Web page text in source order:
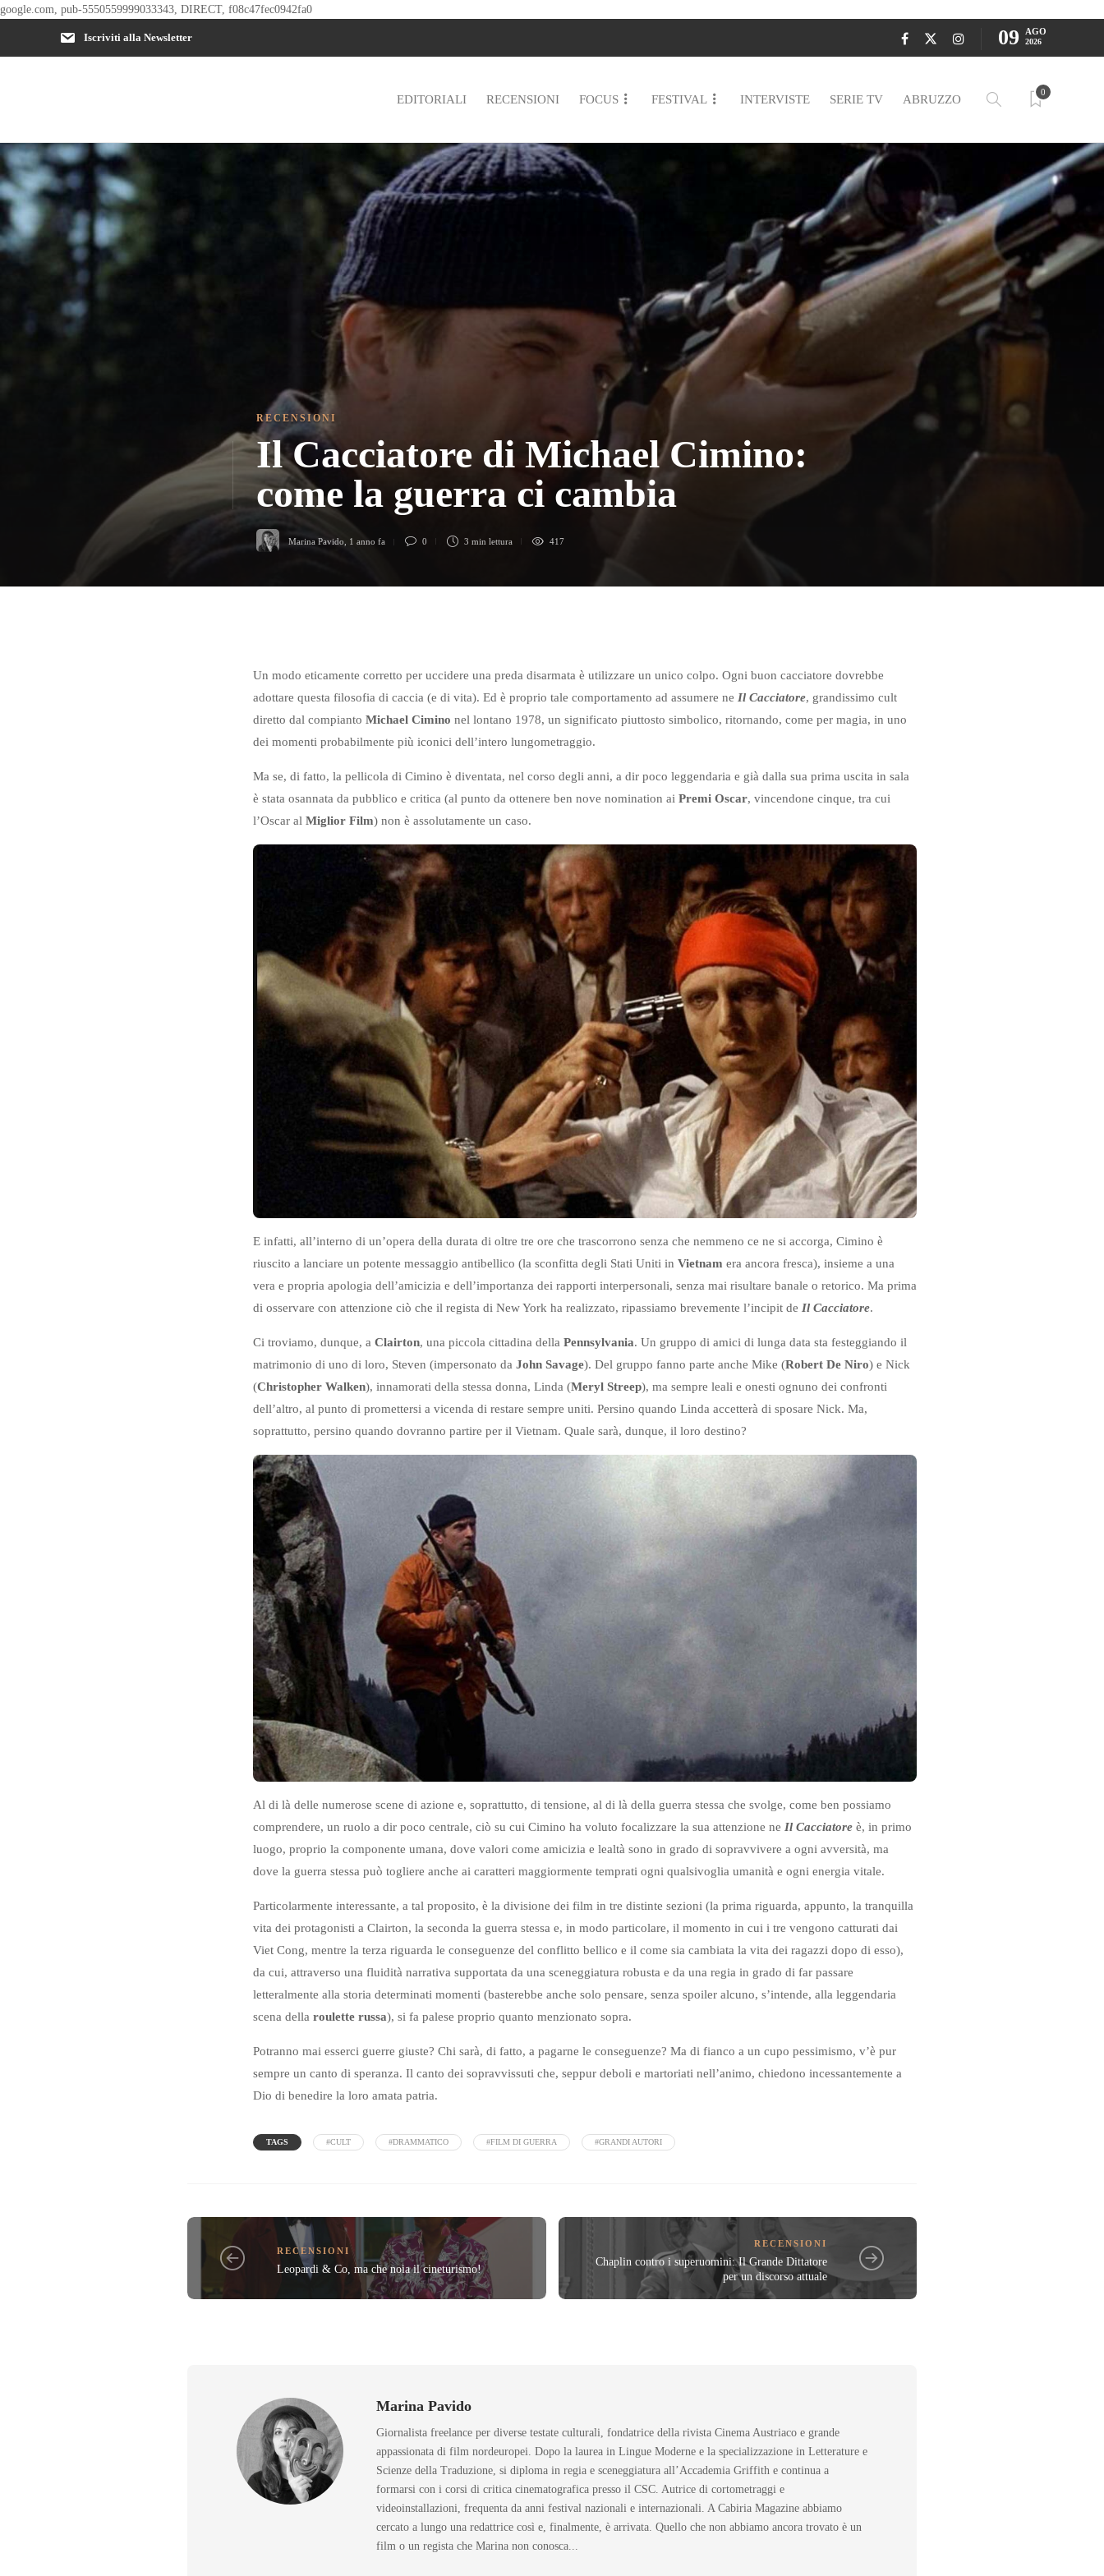
google.com, pub-5550559999033343, DIRECT, f08c47fec0942fa0
Iscriviti alla Newsletter 09 AGO
2026
EDITORIALI RECENSIONI FOCUS FESTIVAL INTERVISTE SERIE TV ABRUZZO
0
RECENSIONI
Il Cacciatore di Michael Cimino:
come la guerra ci cambia
Marina Pavido 1 anno fa 0 3 min lettura 417
Un modo eticamente corretto per uccidere una preda disarmata è utilizzare un unico colpo. Ogni buon cacciatore dovrebbe
adottare questa filosofia di caccia (e di vita). Ed è proprio tale comportamento ad assumere ne Il Cacciatore, grandissimo cult
diretto dal compianto Michael Cimino nel lontano 1978, un significato piuttosto simbolico, ritornando, come per magia, in uno
dei momenti probabilmente più iconici dell’intero lungometraggio.
Ma se, di fatto, la pellicola di Cimino è diventata, nel corso degli anni, a dir poco leggendaria e già dalla sua prima uscita in sala
è stata osannata da pubblico e critica (al punto da ottenere ben nove nomination ai Premi Oscar, vincendone cinque, tra cui
l’Oscar al Miglior Film) non è assolutamente un caso.
E infatti, all’interno di un’opera della durata di oltre tre ore che trascorrono senza che nemmeno ce ne si accorga, Cimino è
riuscito a lanciare un potente messaggio antibellico (la sconfitta degli Stati Uniti in Vietnam era ancora fresca), insieme a una
vera e propria apologia dell’amicizia e dell’importanza dei rapporti interpersonali, senza mai risultare banale o retorico. Ma prima
di osservare con attenzione ciò che il regista di New York ha realizzato, ripassiamo brevemente l’incipit de Il Cacciatore.
Ci troviamo, dunque, a Clairton, una piccola cittadina della Pennsylvania. Un gruppo di amici di lunga data sta festeggiando il
matrimonio di uno di loro, Steven (impersonato da John Savage). Del gruppo fanno parte anche Mike (Robert De Niro) e Nick
(Christopher Walken), innamorati della stessa donna, Linda (Meryl Streep), ma sempre leali e onesti ognuno dei confronti
dell’altro, al punto di promettersi a vicenda di restare sempre uniti. Persino quando Linda accetterà di sposare Nick. Ma,
soprattutto, persino quando dovranno partire per il Vietnam. Quale sarà, dunque, il loro destino?
Al di là delle numerose scene di azione e, soprattutto, di tensione, al di là della guerra stessa che svolge, come ben possiamo
comprendere, un ruolo a dir poco centrale, ciò su cui Cimino ha voluto focalizzare la sua attenzione ne Il Cacciatore è, in primo
luogo, proprio la componente umana, dove valori come amicizia e lealtà sono in grado di sopravvivere a ogni avversità, ma
dove la guerra stessa può togliere anche ai caratteri maggiormente temprati ogni qualsivoglia umanità e ogni energia vitale.
Particolarmente interessante, a tal proposito, è la divisione dei film in tre distinte sezioni (la prima riguarda, appunto, la tranquilla
vita dei protagonisti a Clairton, la seconda la guerra stessa e, in modo particolare, il momento in cui i tre vengono catturati dai
Viet Cong, mentre la terza riguarda le conseguenze del conflitto bellico e il come sia cambiata la vita dei ragazzi dopo di esso),
da cui, attraverso una fluidità narrativa supportata da una sceneggiatura robusta e da una regia in grado di far passare
letteralmente alla storia determinati momenti (basterebbe anche solo pensare, senza spoiler alcuno, s’intende, alla leggendaria
scena della roulette russa), si fa palese proprio quanto menzionato sopra.
Potranno mai esserci guerre giuste? Chi sarà, di fatto, a pagarne le conseguenze? Ma di fianco a un cupo pessimismo, v’è pur
sempre un canto di speranza. Il canto dei sopravvissuti che, seppur deboli e martoriati nell’animo, chiedono incessantemente a
Dio di benedire la loro amata patria.
TAGS #CULT #DRAMMATICO #FILM DI GUERRA #GRANDI AUTORI
RECENSIONI
Leopardi & Co, ma che noia il cineturismo!
RECENSIONI
Chaplin contro i superuomini: Il Grande Dittatore
per un discorso attuale
Marina Pavido
Giornalista freelance per diverse testate culturali, fondatrice della rivista Cinema Austriaco e grande
appassionata di film nordeuropei. Dopo la laurea in Lingue Moderne e la specializzazione in Letterature e
Scienze della Traduzione, si diploma in regia e sceneggiatura all’Accademia Griffith e continua a
formarsi con i corsi di critica cinematografica presso il CSC. Autrice di cortometraggi e
videoinstallazioni, frequenta da anni festival nazionali e internazionali. A Cabiria Magazine abbiamo
cercato a lungo una redattrice così e, finalmente, è arrivata. Quello che non abbiamo ancora trovato è un
film o un regista che Marina non conosca...